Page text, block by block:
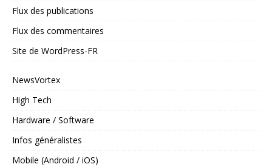
Flux des publications
Flux des commentaires
Site de WordPress-FR
NewsVortex
High Tech
Hardware / Software
Infos généralistes
Mobile (Android / iOS)